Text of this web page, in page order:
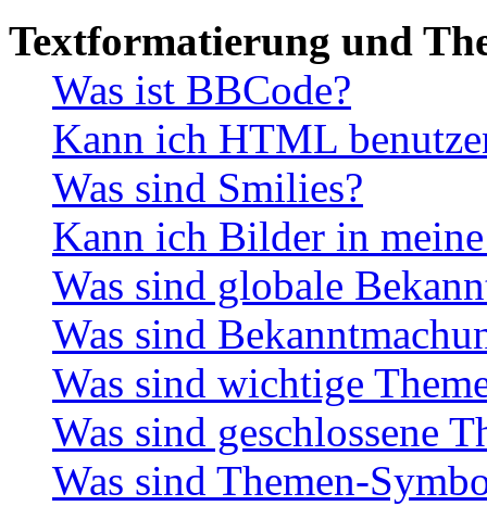
Textformatierung und
Was ist BBCode?
Kann ich HTML
Was sind Smilies?
Kann ich Bilder in
Was sind globale
Was sind
Was sind wichtige
Was sind geschlossene
Was sind Themen-